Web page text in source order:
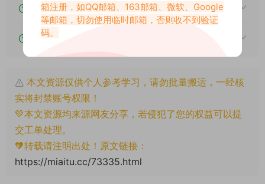
遇见其他问题怎么办？
该资源能搬运分享吗？
本文资源仅供个人参考学习，请勿批量搬运，一经核
实将封禁账号权限！
💚本文资源均来源网友分享，若侵犯了您的权益可以提
交工单处理。
🧡转载请注明出处！原文链接：
https://miaitu.cc/73335.html
箱注册，如QQ邮箱、163邮箱、微软、Google
等邮箱，切勿使用临时邮箱，否则收不到验证
码。